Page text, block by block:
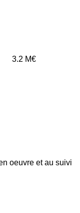
3.2 M€
oeuvre et au suivi